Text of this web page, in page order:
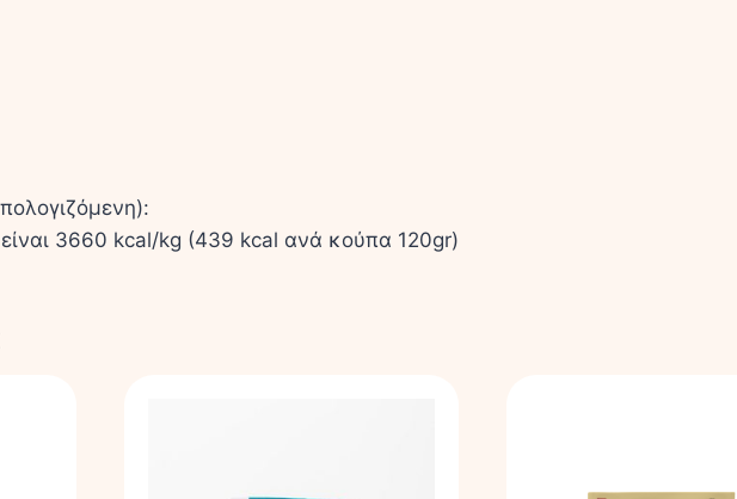
3660 kcal/kg (439 kcal ανά κούπα 120gr)